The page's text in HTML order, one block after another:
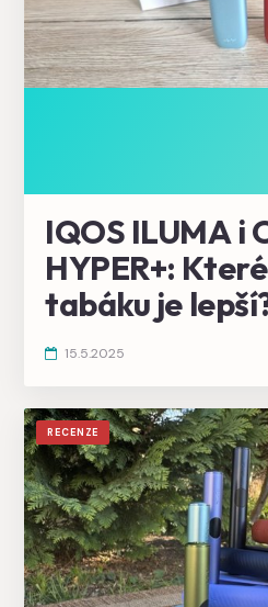
IQOS ILUMA i
HYPER+:
tabáku je
15.5.2025
RECENZE